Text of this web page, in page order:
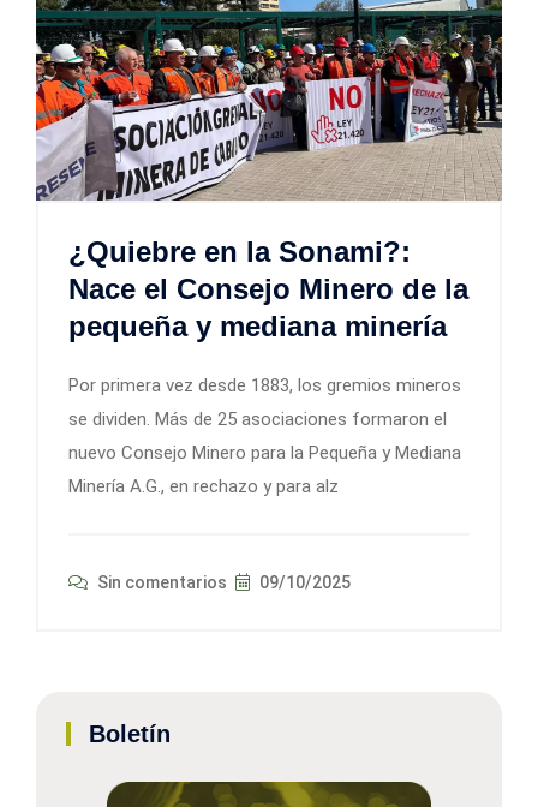
¿Quiebre en la Sonami?:
Nace el Consejo Minero de la
pequeña y mediana minería
Por primera vez desde 1883, los gremios mineros
se dividen. Más de 25 asociaciones formaron el
nuevo Consejo Minero para la Pequeña y Mediana
Minería A.G., en rechazo y para alz
Sin comentarios 09/10/2025
Boletín